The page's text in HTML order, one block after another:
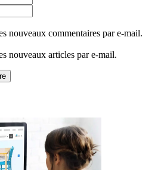
nouveaux commentaires par e-mail.
nouveaux articles par e-mail.